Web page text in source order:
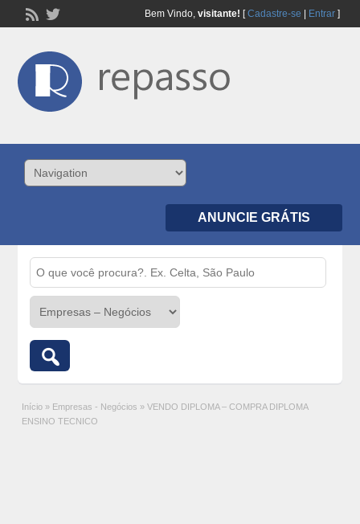
Bem Vindo, visitante! [Cadastre-se Entrar]
ANUNCIE GRÁTIS
Início » Empresas - Negócios » VENDO DIPLOMA – COMPRA DIPLOMA
ENSINO TECNICO